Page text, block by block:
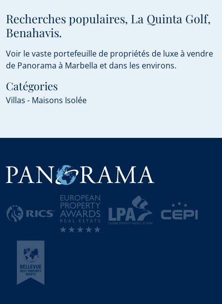
Recherches populaires, La Quinta Golf,
Benahavis.
Voir le vaste portefeuille de propriétés de luxe à vendre
de Panorama à Marbella et dans les environs.
Catégories
Villas - Maisons Isolée